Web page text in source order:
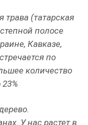
трава (татарская
полосе
Кавказе,
по
количество
У нас растет в